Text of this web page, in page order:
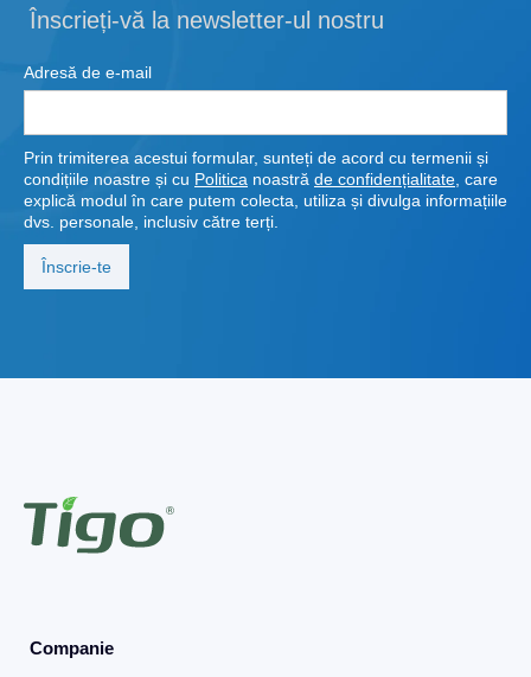
Înscrieți-vă la newsletter-ul nostru
Adresă de e-mail
Prin trimiterea acestui formular, sunteți de acord cu termenii și
condițiile noastre și cu Politica noastră de confidențialitate , care
explică modul în care putem colecta, utiliza și divulga informațiile
dvs. personale, inclusiv către terți.
Companie